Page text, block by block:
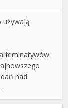
używają
feminatywów
nad